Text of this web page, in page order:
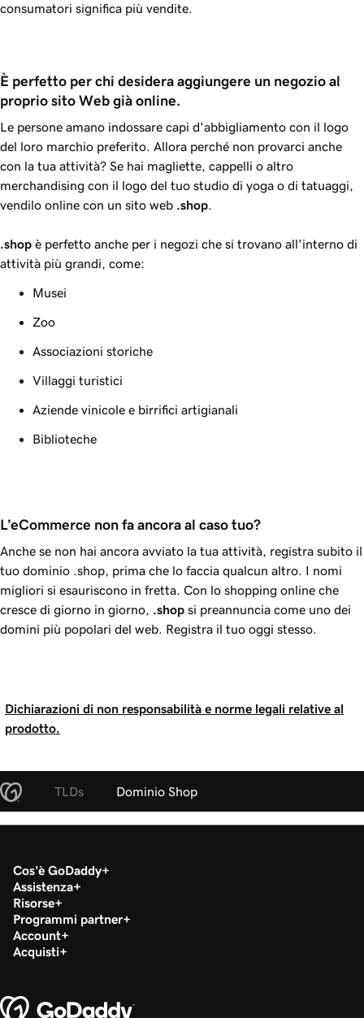
consumatori significa più vendite.
È perfetto per chi desidera aggiungere un negozio al
proprio sito Web già online.
Le persone amano indossare capi d'abbigliamento con il logo
del loro marchio preferito. Allora perché non provarci anche
con la tua attività? Se hai magliette, cappelli o altro
merchandising con il logo del tuo studio di yoga o di tatuaggi,
vendilo online con un sito web .shop
.shop è perfetto anche per i negozi che si trovano all'interno di
attività più grandi, come:
Musei
Zoo
Associazioni storiche
Villaggi turistici
Aziende vinicole e birrifici artigianali
Biblioteche
L’eCommerce non fa ancora al caso tuo?
Anche se non hai ancora avviato la tua attività, registra subito il
tuo dominio .shop, prima che lo faccia qualcun altro. I nomi
migliori si esauriscono in fretta. Con lo shopping online che
cresce di giorno in giorno,
.shop si preannuncia come uno dei
domini più popolari del web. Registra il tuo oggi stesso.
Dichiarazioni di non responsabilità e norme legali relative al
prodotto.
TLDs Dominio Shop
Cos'è GoDaddy
Assistenza
Risorse
Programmi partner
Account
Acquisti